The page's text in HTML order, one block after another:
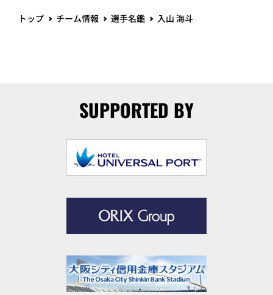
トップ チーム情報 選手名鑑 入山 海斗
SUPPORTED BY